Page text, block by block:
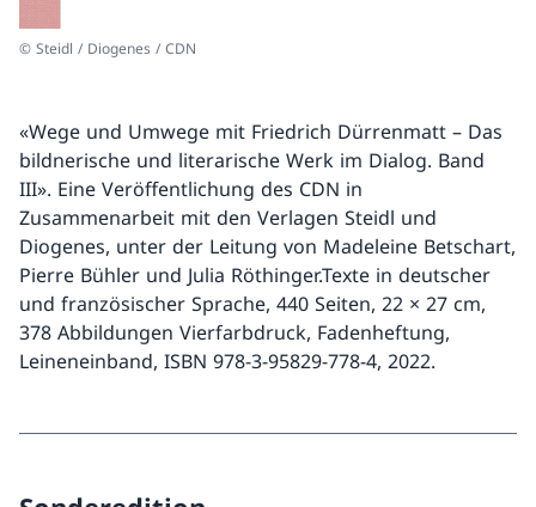
© Steidl / Diogenes / CDN
«Wege und Umwege mit Friedrich Dürrenmatt – Das
bildnerische und literarische Werk im Dialog. Band
III». Eine Veröffentlichung des CDN in
Zusammenarbeit mit den Verlagen Steidl und
Diogenes, unter der Leitung von Madeleine Betschart,
Pierre Bühler und Julia Röthinger.Texte in deutscher
und französischer Sprache, 440 Seiten, 22 × 27 cm,
378 Abbildungen Vierfarbdruck, Fadenheftung,
Leineneinband, ISBN 978-3-95829-778-4, 2022.